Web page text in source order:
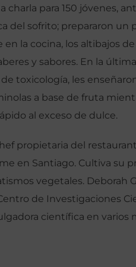
charla para 150 jóvenes,
del sofrito; prepararon un
en la cocina, los altibajos
y sabores. En la
toxicología, les
a base de fruta
al exceso de dulce.
propietaria del
en Santiago. Cultiva su
vegetales. Deborah
de Investigaciones
científica en varios